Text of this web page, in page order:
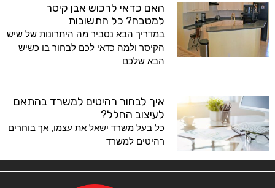
האם כדאי לרכוש אבן קיסר
למטבח? כל התשובות
במדריך הבא נסביר מה היתרונות של שיש
הקיסר ולמה כדאי לכם לבחור בו כשיש
הבא שלכם
איך לבחור רהיטים למשרד בהתאם
לעיצוב החלל?
כל בעל משרד ישאל את עצמו, אך בוחרים
רהיטים למשרד